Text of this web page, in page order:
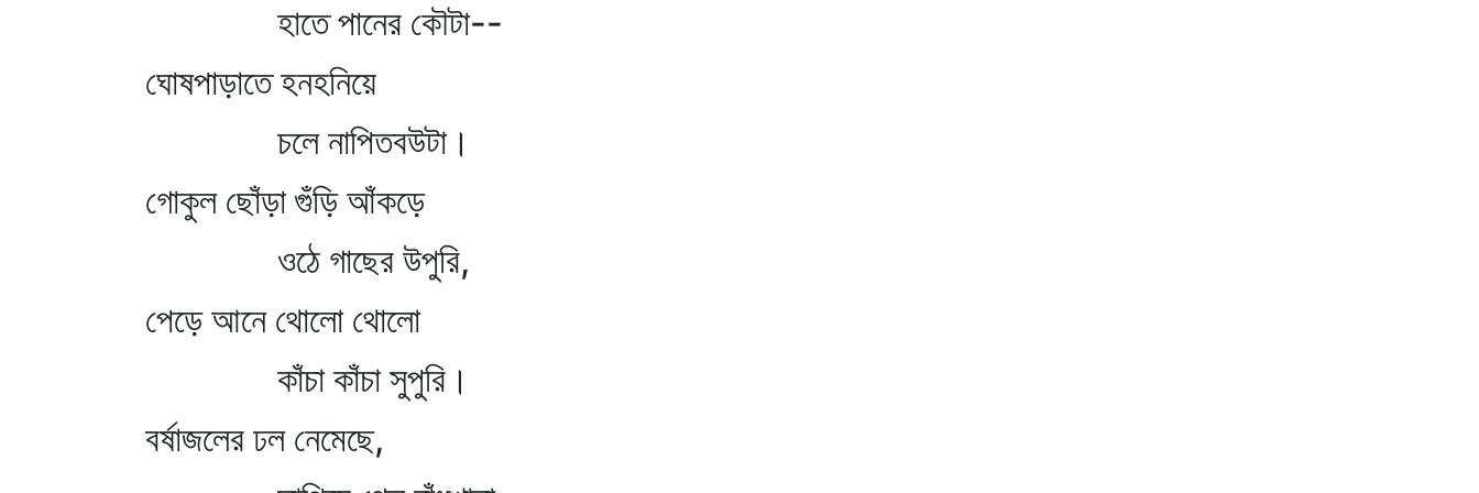
হাতে পানের কৌটা--
ঘোষপাড়াতে হনহনিয়ে
চলে নাপিতবউটা।
গোকুল ছোঁড়া গুঁড়ি আঁকড়ে
ওঠে গাছের উপুরি,
পেড়ে আনে থোলো থোলো
কাঁচা কাঁচা সুপুরি।
বর্ষাজলের ঢল নেমেছে,